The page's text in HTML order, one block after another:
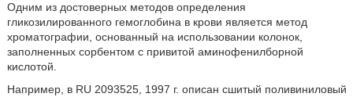
Одним из достоверных методов определения
гликозилированного гемоглобина в крови является метод
хроматографии, основанный на использовании колонок,
заполненных сорбентом с привитой аминофенилборной
кислотой.
Например, в RU 2093525, 1997 г. описан сшитый поливиниловый